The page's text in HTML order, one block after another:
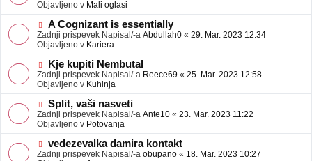
v
v
e
o
b
j
a
v
e
Objavljeno v Mali oglasi
N
o
v
e
o
b
j
a
v
e
A Cognizant is essentially
Zadnji prispevek Napisal/-a Abdullah0 « 29. Mar. 2023 12:34
Objavljeno v Kariera
N
o
v
e
o
b
j
a
v
e
Kje kupiti Nembutal
Zadnji prispevek Napisal/-a Reece69 « 25. Mar. 2023 12:58
Objavljeno v Kuhinja
N
o
v
e
o
b
Split, vaši nasveti
Zadnji prispevek Napisal/-a Ante10 « 23. Mar. 2023 11:22
Objavljeno v Potovanja
N
o
vedezevalka damira kontakt
Zadnji prispevek Napisal/-a obupano « 18. Mar. 2023 10:27